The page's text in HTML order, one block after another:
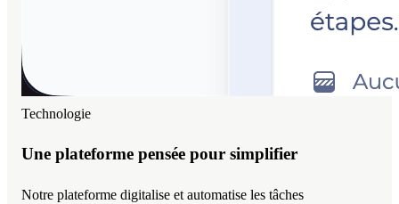
Technologie
Une plateforme pensée pour simplifier
Notre plateforme digitalise et automatise les tâches